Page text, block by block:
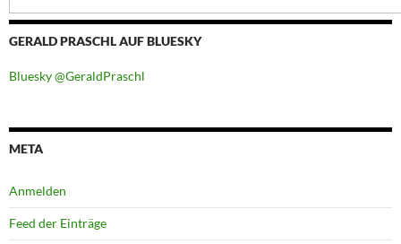
GERALD PRASCHL AUF BLUESKY
Bluesky @GeraldPraschl
META
Anmelden
Feed der Einträge